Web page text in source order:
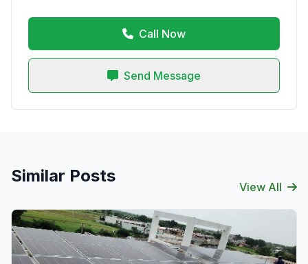
Call Now
Send Message
Similar Posts
View All